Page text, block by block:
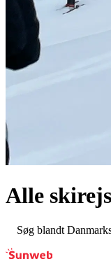
Alle
Søg blandt